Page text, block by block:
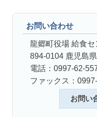
お問い合わせ
龍郷町役場 給食セ
894-0104 鹿児島
電話：0997-62-
ファックス：
お問い